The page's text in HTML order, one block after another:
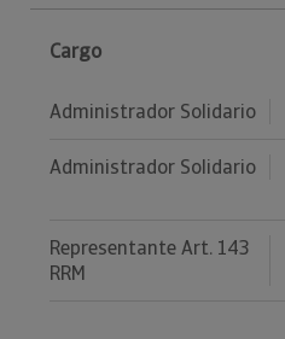
Cargo
Administrador Solidario
Administrador Solidario
Representante Art. 143
RRM